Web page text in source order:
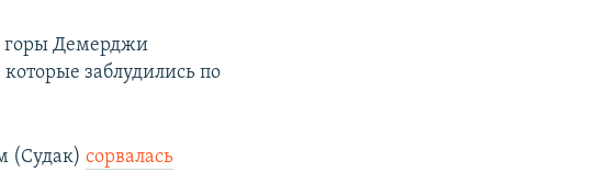
горы Демерджи
заблудились по
(Судак)сорвалась